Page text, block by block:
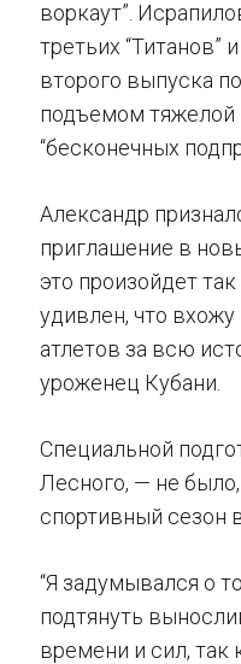
воркаут”.
третьих “Титанов”
второго выпуска
подъемом тяжелой
“бесконечных
Александр
приглашение в
это произойдет
удивлен, что
атлетов за всю
уроженец Кубани.
Специальной
Лесного, — не
спортивный сезон
“Я задумывался о
подтянуть
времени и сил, так